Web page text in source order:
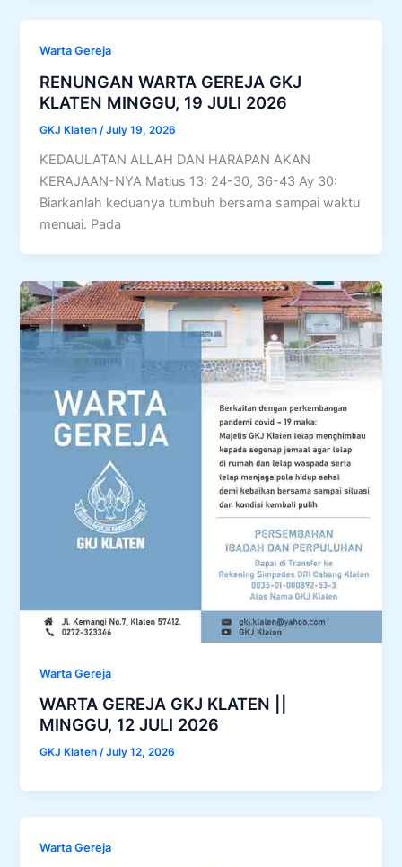
Warta Gereja
RENUNGAN WARTA GEREJA GKJ
KLATEN MINGGU, 19 JULI 2026
GKJ Klaten /July 19, 2026
KEDAULATAN ALLAH DAN HARAPAN AKAN
KERAJAAN-NYA Matius 13: 24-30, 36-43 Ay 30:
Biarkanlah keduanya tumbuh bersama sampai waktu
menuai. Pada
Warta Gereja
WARTA GEREJA GKJ KLATEN ||
MINGGU, 12 JULI 2026
GKJ Klaten/July 12, 2026
Warta Gereja